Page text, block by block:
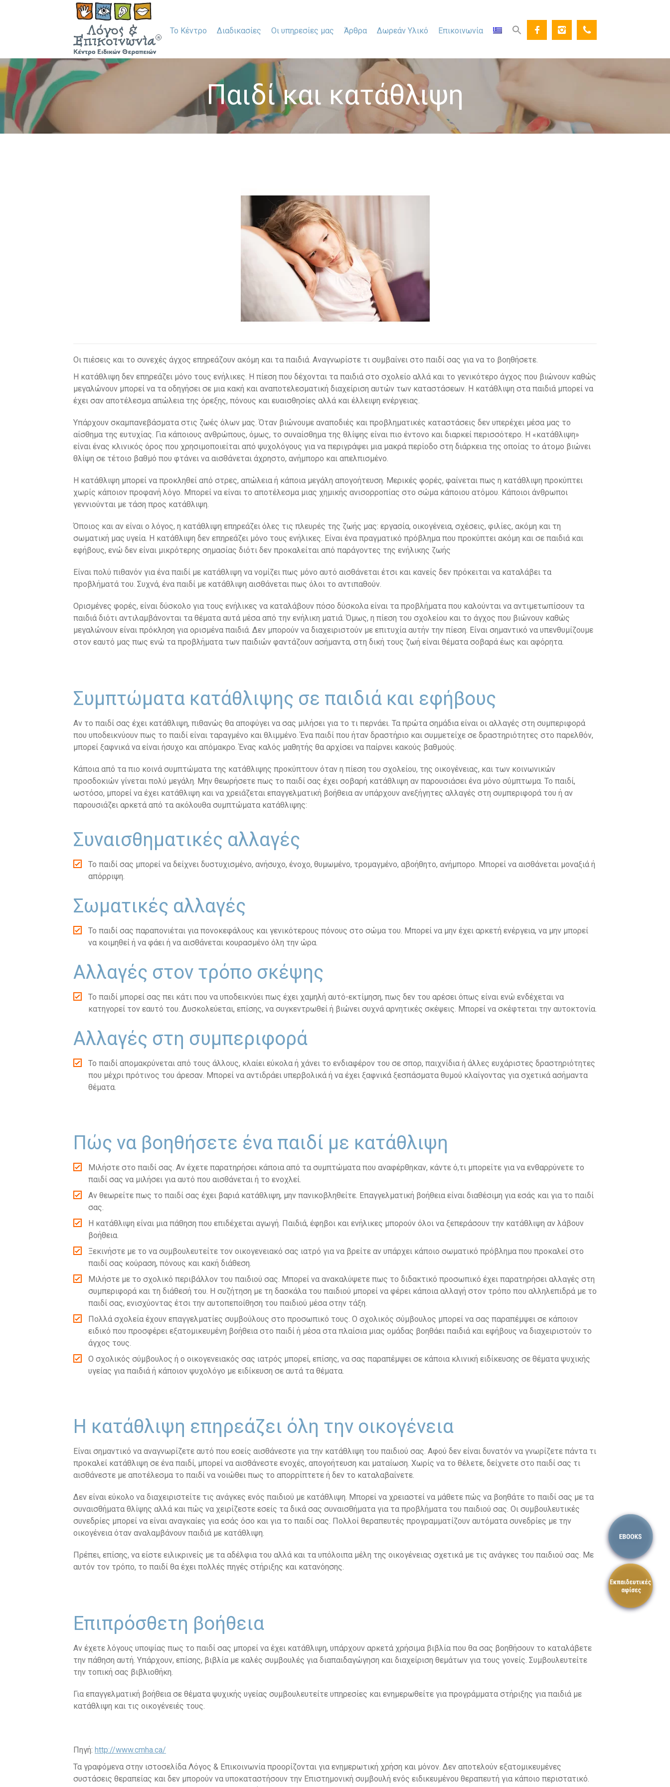
Το Κέντρο Διαδικασίες Οι υπηρεσίες μας Άρθρα Δωρεάν Υλικό Επικοινωνία
Παιδί και κατάθλιψη
Οι πιέσεις και το συνεχές άγχος επηρεάζουν ακόμη και τα παιδιά. Αναγνωρίστε τι συμβαίνει στο παιδί σας για να το βοηθήσετε.
Η κατάθλιψη δεν επηρεάζει μόνο τους ενήλικες. Η πίεση που δέχονται τα παιδιά στο σχολείο αλλά και το γενικότερο άγχος που βιώνουν καθώς
μεγαλώνουν μπορεί να τα οδηγήσει σε μια κακή και αναποτελεσματική διαχείριση αυτών των καταστάσεων. Η κατάθλιψη στα παιδιά μπορεί να
έχει σαν αποτέλεσμα απώλεια της όρεξης, πόνους και ευαισθησίες αλλά και έλλειψη ενέργειας.
Υπάρχουν σκαμπανεβάσματα στις ζωές όλων μας. Όταν βιώνουμε αναποδιές και προβληματικές καταστάσεις δεν υπερέχει μέσα μας το
αίσθημα της ευτυχίας. Για κάποιους ανθρώπους, όμως, το συναίσθημα της θλίψης είναι πιο έντονο και διαρκεί περισσότερο. Η «κατάθλιψη»
είναι ένας κλινικός όρος που χρησιμοποιείται από ψυχολόγους για να περιγράψει μια μακρά περίοδο στη διάρκεια της οποίας το άτομο βιώνει
θλίψη σε τέτοιο βαθμό που φτάνει να αισθάνεται άχρηστο, ανήμπορο και απελπισμένο.
Η κατάθλιψη μπορεί να προκληθεί από στρες, απώλεια ή κάποια μεγάλη απογοήτευση. Μερικές φορές, φαίνεται πως η κατάθλιψη προκύπτει
χωρίς κάποιον προφανή λόγο. Μπορεί να είναι το αποτέλεσμα μιας χημικής ανισορροπίας στο σώμα κάποιου ατόμου. Κάποιοι άνθρωποι
γεννιούνται με τάση προς κατάθλιψη.
Όποιος και αν είναι ο λόγος, η κατάθλιψη επηρεάζει όλες τις πλευρές της ζωής μας: εργασία, οικογένεια, σχέσεις, φιλίες, ακόμη και τη
σωματική μας υγεία. Η κατάθλιψη δεν επηρεάζει μόνο τους ενήλικες. Είναι ένα πραγματικό πρόβλημα που προκύπτει ακόμη και σε παιδιά και
εφήβους, ενώ δεν είναι μικρότερης σημασίας διότι δεν προκαλείται από παράγοντες της ενήλικης ζωής
Είναι πολύ πιθανόν για ένα παιδί με κατάθλιψη να νομίζει πως μόνο αυτό αισθάνεται έτσι και κανείς δεν πρόκειται να καταλάβει τα
προβλήματά του. Συχνά, ένα παιδί με κατάθλιψη αισθάνεται πως όλοι το αντιπαθούν.
Ορισμένες φορές, είναι δύσκολο για τους ενήλικες να καταλάβουν πόσο δύσκολα είναι τα προβλήματα που καλούνται να αντιμετωπίσουν τα
παιδιά διότι αντιλαμβάνονται τα θέματα αυτά μέσα από την ενήλικη ματιά. Όμως, η πίεση του σχολείου και το άγχος που βιώνουν καθώς
μεγαλώνουν είναι πρόκληση για ορισμένα παιδιά. Δεν μπορούν να διαχειριστούν με επιτυχία αυτήν την πίεση. Είναι σημαντικό να υπενθυμίζουμε
στον εαυτό μας πως ενώ τα προβλήματα των παιδιών φαντάζουν ασήμαντα, στη δική τους ζωή είναι θέματα σοβαρά έως και αφόρητα.
Συμπτώματα κατάθλιψης σε παιδιά και εφήβους
Αν το παιδί σας έχει κατάθλιψη, πιθανώς θα αποφύγει να σας μιλήσει για το τι περνάει. Τα πρώτα σημάδια είναι οι αλλαγές στη συμπεριφορά
που υποδεικνύουν πως το παιδί είναι ταραγμένο και θλιμμένο. Ένα παιδί που ήταν δραστήριο και συμμετείχε σε δραστηριότητες στο παρελθόν,
μπορεί ξαφνικά να είναι ήσυχο και απόμακρο. Ένας καλός μαθητής θα αρχίσει να παίρνει κακούς βαθμούς.
Κάποια από τα πιο κοινά συμπτώματα της κατάθλιψης προκύπτουν όταν η πίεση του σχολείου, της οικογένειας, και των κοινωνικών
προσδοκιών γίνεται πολύ μεγάλη. Μην θεωρήσετε πως το παιδί σας έχει σοβαρή κατάθλιψη αν παρουσιάσει ένα μόνο σύμπτωμα. Το παιδί,
ωστόσο, μπορεί να έχει κατάθλιψη και να χρειάζεται επαγγελματική βοήθεια αν υπάρχουν ανεξήγητες αλλαγές στη συμπεριφορά του ή αν
παρουσιάζει αρκετά από τα ακόλουθα συμπτώματα κατάθλιψης:
Συναισθηματικές αλλαγές
Το παιδί σας μπορεί να δείχνει δυστυχισμένο, ανήσυχο, ένοχο, θυμωμένο, τρομαγμένο, αβοήθητο, ανήμπορο. Μπορεί να αισθάνεται μοναξιά ή
απόρριψη.
Σωματικές αλλαγές
Το παιδί σας παραπονιέται για πονοκεφάλους και γενικότερους πόνους στο σώμα του. Μπορεί να μην έχει αρκετή ενέργεια, να μην μπορεί
να κοιμηθεί ή να φάει ή να αισθάνεται κουρασμένο όλη την ώρα.
Αλλαγές στον τρόπο σκέψης
Το παιδί μπορεί σας πει κάτι που να υποδεικνύει πως έχει χαμηλή αυτό-εκτίμηση, πως δεν του αρέσει όπως είναι ενώ ενδέχεται να
κατηγορεί τον εαυτό του. Δυσκολεύεται, επίσης, να συγκεντρωθεί ή βιώνει συχνά αρνητικές σκέψεις. Μπορεί να σκέφτεται την αυτοκτονία.
Αλλαγές στη συμπεριφορά
Το παιδί απομακρύνεται από τους άλλους, κλαίει εύκολα ή χάνει το ενδιαφέρον του σε σπορ, παιχνίδια ή άλλες ευχάριστες δραστηριότητες
που μέχρι πρότινος του άρεσαν. Μπορεί να αντιδράει υπερβολικά ή να έχει ξαφνικά ξεσπάσματα θυμού κλαίγοντας για σχετικά ασήμαντα
θέματα.
Πώς να βοηθήσετε ένα παιδί με κατάθλιψη
Μιλήστε στο παιδί σας. Αν έχετε παρατηρήσει κάποια από τα συμπτώματα που αναφέρθηκαν, κάντε ό,τι μπορείτε για να ενθαρρύνετε το
παιδί σας να μιλήσει για αυτό που αισθάνεται ή το ενοχλεί.
Αν θεωρείτε πως το παιδί σας έχει βαριά κατάθλιψη, μην πανικοβληθείτε. Επαγγελματική βοήθεια είναι διαθέσιμη για εσάς και για το παιδί
σας.
Η κατάθλιψη είναι μια πάθηση που επιδέχεται αγωγή. Παιδιά, έφηβοι και ενήλικες μπορούν όλοι να ξεπεράσουν την κατάθλιψη αν λάβουν
βοήθεια.
Ξεκινήστε με το να συμβουλευτείτε τον οικογενειακό σας ιατρό για να βρείτε αν υπάρχει κάποιο σωματικό πρόβλημα που προκαλεί στο
παιδί σας κούραση, πόνους και κακή διάθεση.
Μιλήστε με το σχολικό περιβάλλον του παιδιού σας. Μπορεί να ανακαλύψετε πως το διδακτικό προσωπικό έχει παρατηρήσει αλλαγές στη
συμπεριφορά και τη διάθεσή του. Η συζήτηση με τη δασκάλα του παιδιού μπορεί να φέρει κάποια αλλαγή στον τρόπο που αλληλεπιδρά με το
παιδί σας, ενισχύοντας έτσι την αυτοπεποίθηση του παιδιού μέσα στην τάξη.
Πολλά σχολεία έχουν επαγγελματίες συμβούλους στο προσωπικό τους. Ο σχολικός σύμβουλος μπορεί να σας παραπέμψει σε κάποιον
ειδικό που προσφέρει εξατομικευμένη βοήθεια στο παιδί ή μέσα στα πλαίσια μιας ομάδας βοηθάει παιδιά και εφήβους να διαχειριστούν το
άγχος τους.
Ο σχολικός σύμβουλος ή ο οικογενειακός σας ιατρός μπορεί, επίσης, να σας παραπέμψει σε κάποια κλινική ειδίκευσης σε θέματα ψυχικής
υγείας για παιδιά ή κάποιον ψυχολόγο με ειδίκευση σε αυτά τα θέματα.
Η κατάθλιψη επηρεάζει όλη την οικογένεια
Είναι σημαντικό να αναγνωρίζετε αυτό που εσείς αισθάνεστε για την κατάθλιψη του παιδιού σας. Αφού δεν είναι δυνατόν να γνωρίζετε πάντα τι
προκαλεί κατάθλιψη σε ένα παιδί, μπορεί να αισθάνεστε ενοχές, απογοήτευση και ματαίωση. Χωρίς να το θέλετε, δείχνετε στο παιδί σας τι
αισθάνεστε με αποτέλεσμα το παιδί να νοιώθει πως το απορρίπτετε ή δεν το καταλαβαίνετε.
Δεν είναι εύκολο να διαχειριστείτε τις ανάγκες ενός παιδιού με κατάθλιψη. Μπορεί να χρειαστεί να μάθετε πώς να βοηθάτε το παιδί σας με τα
συναισθήματα θλίψης αλλά και πώς να χειρίζεστε εσείς τα δικά σας συναισθήματα για τα προβλήματα του παιδιού σας. Οι συμβουλευτικές
συνεδρίες μπορεί να είναι αναγκαίες για εσάς όσο και για το παιδί σας. Πολλοί θεραπευτές προγραμματίζουν αυτόματα συνεδρίες με την
οικογένεια όταν αναλαμβάνουν παιδιά με κατάθλιψη.
Πρέπει, επίσης, να είστε ειλικρινείς με τα αδέλφια του αλλά και τα υπόλοιπα μέλη της οικογένειας σχετικά με τις ανάγκες του παιδιού σας. Με
αυτόν τον τρόπο, το παιδί θα έχει πολλές πηγές στήριξης και κατανόησης.
Επιπρόσθετη βοήθεια
Αν έχετε λόγους υποψίας πως το παιδί σας μπορεί να έχει κατάθλιψη, υπάρχουν αρκετά χρήσιμα βιβλία που θα σας βοηθήσουν το καταλάβετε
την πάθηση αυτή. Υπάρχουν, επίσης, βιβλία με καλές συμβουλές για διαπαιδαγώγηση και διαχείριση θεμάτων για τους γονείς. Συμβουλευτείτε
την τοπική σας βιβλιοθήκη.
Για επαγγελματική βοήθεια σε θέματα ψυχικής υγείας συμβουλευτείτε υπηρεσίες και ενημερωθείτε για προγράμματα στήριξης για παιδιά με
κατάθλιψη και τις οικογένειές τους.
Πηγή: http://www.cmha.ca/
Τα γραφόμενα στην ιστοσελίδα Λόγος & Επικοινωνία προορίζονται για ενημερωτική χρήση και μόνον. Δεν αποτελούν εξατομικευμένες
συστάσεις θεραπείας και δεν μπορούν να υποκαταστήσουν την Επιστημονική συμβουλή ενός ειδικευμένου θεραπευτή για κάποιο περιστατικό.